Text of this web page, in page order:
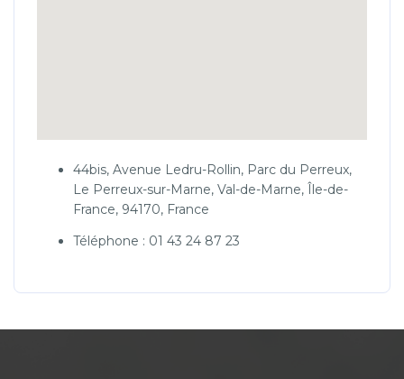
44bis, Avenue Ledru-Rollin, Parc du Perreux,
Le Perreux-sur-Marne, Val-de-Marne, Île-de-
France, 94170, France
Téléphone : 01 43 24 87 23